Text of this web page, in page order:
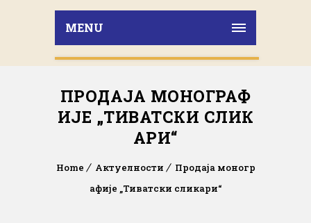
MENU
ПРОДАЈА МОНОГРАФ
ИЈЕ „ТИВАТСКИ СЛИК
АРИ“
Home Актуелности
Продаја моногр
афије „Тиватски сликари“